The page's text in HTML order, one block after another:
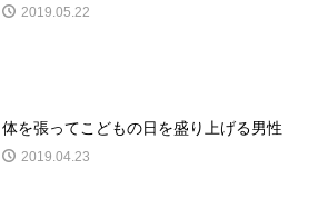
2019.05.22
体を張ってこどもの日を盛り上げる男性
2019.04.23